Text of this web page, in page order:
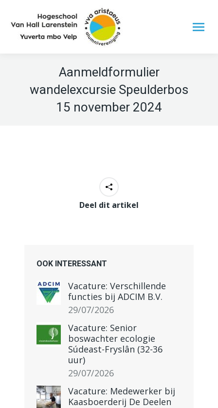
Aanmeldformulier
wandelexcursie Speulderbos
15 november 2024
Deel dit artikel
OOK INTERESSANT
Vacature: Verschillende
functies bij ADCIM B.V.
29/07/2026
Vacature: Senior
boswachter ecologie
Súdeast-Fryslân (32-36
uur)
29/07/2026
Vacature: Medewerker bij
Kaasboerderij De Deelen